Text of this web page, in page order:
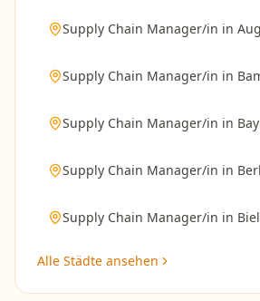
Supply Chain Manager/in in
Supply Chain Manager/in in
Supply Chain Manager/in in
Supply Chain Manager/in in
Supply Chain Manager/in in
Alle Städte ansehen